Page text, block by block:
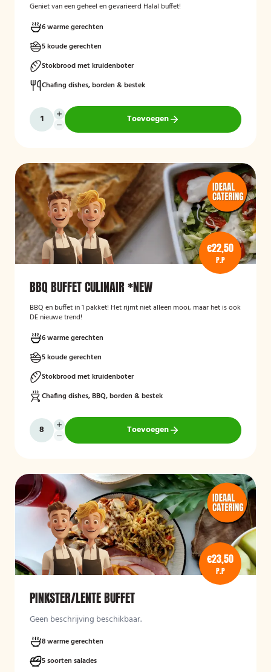
Geniet van een geheel en gevarieerd Halal buffet!
6 warme gerechten
5 koude gerechten
Stokbrood met kruidenboter
Chafing dishes, borden & bestek
Toevoegen
€22,50
P.P
BBQ BUFFET CULINAIR *NEW
BBQ en buffet in 1 pakket! Het rijmt niet alleen mooi, maar het is ook
DE nieuwe trend!
6 warme gerechten
5 koude gerechten
Stokbrood met kruidenboter
Chafing dishes, BBQ, borden & bestek
Toevoegen
€23,50
P.P
PINKSTER/LENTE BUFFET
Geen beschrijving beschikbaar.
8 warme gerechten
5 soorten salades